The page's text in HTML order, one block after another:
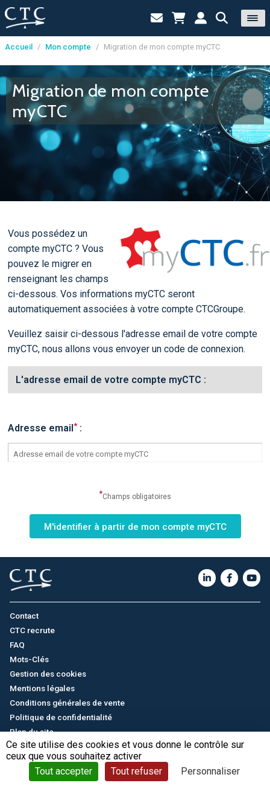
Panneau de gestion des cookies
Ce site utilise des cookies et vous donne le contrôle sur
ceux que vous souhaitez activer
Tout accepter
Tout refuser Personnaliser
Accueil / Mon compte / Migration de mon compte myCTC
Migration de mon compte
myCTC
Vous possédez un
compte myCTC ? Vous
pouvez le migrer en
renseignant les champs
ci-dessous. Vos informations myCTC seront
automatiquement associées à votre compte CTCGroupe.
Veuillez saisir ci-dessous l'adresse email de votre compte
myCTC, nous allons vous envoyer un code de connexion.
L'adresse email de votre compte myCTC :
Adresse email*:
*Champs obligatoires
Contact
CTC recrute
FAQ
Mots-Clés
Gestion des cookies
Mentions légales
Conditions générales de vente
Politique de confidentialité
Plan du site
© CTC - 2026
English/中文